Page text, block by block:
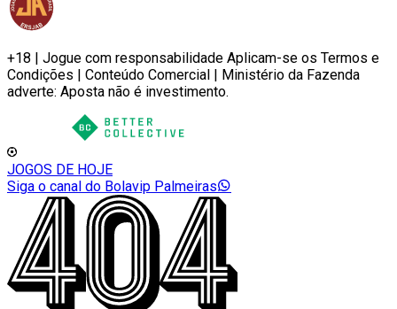
+18 | Jogue com responsabilidade Aplicam-se os Termos e
Condições | Conteúdo Comercial | Ministério da Fazenda
adverte: Aposta não é investimento.
JOGOS DE HOJE
Siga o canal do Bolavip Palmeiras